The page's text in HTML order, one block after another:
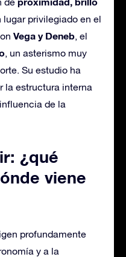
lugar privilegiado en el
Vega y Deneb, el
, un asterismo muy
Su estudio ha
la estructura interna
de la
¿qué
viene
profundamente
y a la